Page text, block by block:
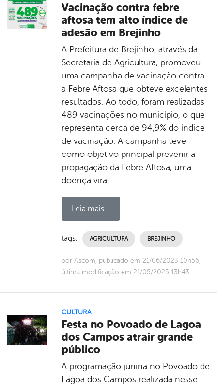
Vacinação contra febre
aftosa tem alto índice de
adesão em Brejinho
A Prefeitura de Brejinho, através da
Secretaria de Agricultura, promoveu
uma campanha de vacinação contra
a Febre Aftosa que obteve excelentes
resultados. Ao todo, foram realizadas
489 vacinações no município, o que
representa cerca de 94,9% do índice
de vacinação. A campanha teve
como objetivo principal prevenir a
propagação da Febre Aftosa, uma
doença viral
Leia mais...
tags: AGRICULTURA BREJINHO
por Ascom, publicado em 21/06/2023 10h56,
última modificação em 21/05/2025 13h43
CULTURA
Festa no Povoado de Lagoa
dos Campos atrair grande
público
A programação junina no Povoado de
Lagoa dos Campos realizada nesse